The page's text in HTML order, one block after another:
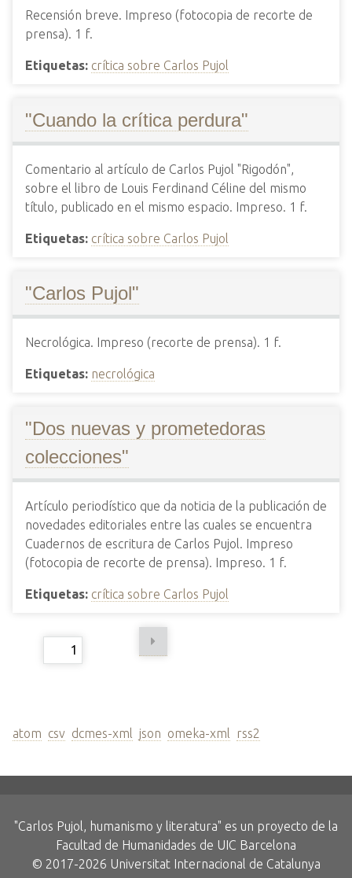
Recensión breve. Impreso (fotocopia de recorte de
prensa). 1 f.
Etiquetas: crítica sobre Carlos Pujol
"Cuando la crítica perdura"
Comentario al artículo de Carlos Pujol "Rigodón",
sobre el libro de Louis Ferdinand Céline del mismo
título, publicado en el mismo espacio. Impreso. 1 f.
Etiquetas: crítica sobre Carlos Pujol
"Carlos Pujol"
Necrológica. Impreso (recorte de prensa). 1 f.
Etiquetas: necrológica
"Dos nuevas y prometedoras
colecciones"
Artículo periodístico que da noticia de la publicación de
novedades editoriales entre las cuales se encuentra
Cuadernos de escritura de Carlos Pujol. Impreso
(fotocopia de recorte de prensa). Impreso. 1 f.
Etiquetas: crítica sobre Carlos Pujol
atom csv dcmes-xml json omeka-xml rss2
"Carlos Pujol, humanismo y literatura" es un proyecto de la
Facultad de Humanidades de UIC Barcelona
© 2017-2026 Universitat Internacional de Catalunya